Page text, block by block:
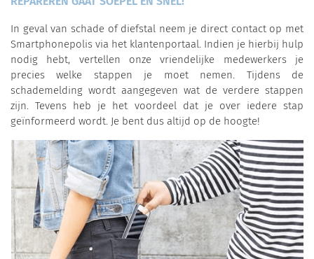
In geval van schade of diefstal neem je direct contact op met
Smartphonepolis via het klantenportaal. Indien je hierbij hulp
nodig hebt, vertellen onze vriendelijke medewerkers je
precies welke stappen je moet nemen. Tijdens de
schademelding wordt aangegeven wat de verdere stappen
zijn. Tevens heb je het voordeel dat je over iedere stap
geïnformeerd wordt. Je bent dus altijd op de hoogte!